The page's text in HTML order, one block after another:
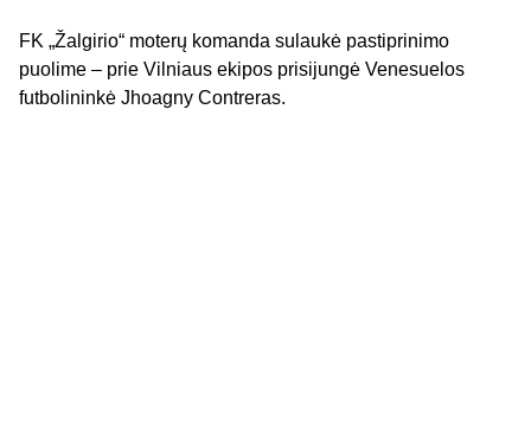
FK „Žalgirio“ moterų komanda sulaukė pastiprinimo
puolime – prie Vilniaus ekipos prisijungė Venesuelos
futbolininkė Jhoagny Contreras.